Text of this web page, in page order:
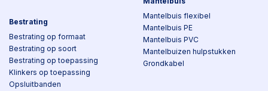
Bestrating
Bestrating op formaat
Bestrating op soort
Bestrating op toepassing
Klinkers op toepassing
Opsluitbanden
Mantelbuis flexibel
Mantelbuis PE
Mantelbuis PVC
Mantelbuizen hulpstukken
Grondkabel